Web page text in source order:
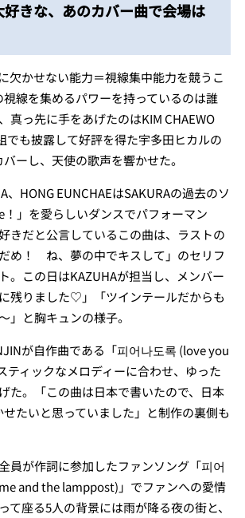
好きな、あのカバー曲で会場は
欠かせない能力＝視線集中能力を競うこ
視線を集めるパワーを持っているのは誰
真っ先に手をあげたのはKIM CHAEWO
でも披露して好評を得た宇多田ヒカルの
バーし、天使の歌声を響かせた。
、HONG EUNCHAEはSAKURAの過去のソ
！」を愛らしいダンスでパフォーマン
きだと公言しているこの曲は、ラストの
め！ ね、夢の中でキスして」のセリフ
。この日はKAZUHAが担当し、メンバー
残りました♡」「ツインテールだからも
」と胸キュンの様子。
が自作曲である「피어나도록 (love you
ティックなメロディーに合わせ、ゆった
た。「この曲は日本で書いたので、日本
せたいと思っていました」と制作の裏側も
員が作詞に参加したファンソング「피어
and the lamppost)」でファンへの愛情
て座る5人の背景には雨が降る夜の街と、